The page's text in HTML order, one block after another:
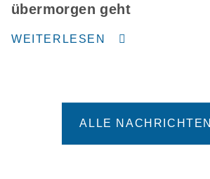
übermorgen geht
WEITERLESEN
ALLE NACHRICHTEN